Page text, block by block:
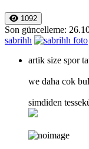
1092
Son güncelleme:
sabrihh
artik size spor
we daha cok
simdiden